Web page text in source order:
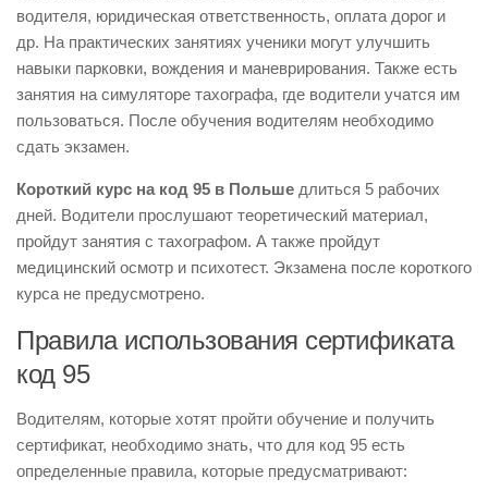
водителя, юридическая ответственность, оплата дорог и
др. На практических занятиях ученики могут улучшить
навыки парковки, вождения и маневрирования. Также есть
занятия на симуляторе тахографа, где водители учатся им
пользоваться. После обучения водителям необходимо
сдать экзамен.
Короткий курс на код 95 в Польше длиться 5 рабочих
дней. Водители прослушают теоретический материал,
пройдут занятия с тахографом. А также пройдут
медицинский осмотр и психотест. Экзамена после короткого
курса не предусмотрено.
Правила использования сертификата
код 95
Водителям, которые хотят пройти обучение и получить
сертификат, необходимо знать, что для код 95 есть
определенные правила, которые предусматривают: